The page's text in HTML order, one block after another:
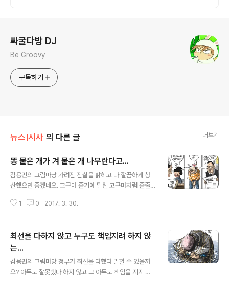
싸굴다방 DJ
Be Groovy
구독하기
뉴스|시사 의 다른 글 더보기
똥 뭍은 개가 겨 뭍은 개 나무란다고...
김용민의 그림마당 가려진 진실을 밝히고 다 깔끔하게 청
산했으면 좋겠네요. 고구마 줄기에 달린 고구마처럼 줄줄
1 0 2017. 3. 30.
최선을 다하지 않고 누구도 책임지려 하지 않
는...
김용민의 그림마당 정부가 최선을 다했다 말할 수 있을까
요? 아무도 잘못했다 하지 않고 그 아무도 책임을 지지 않